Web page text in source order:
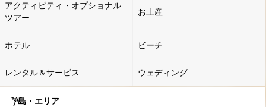
アクティビティ・オプショナル
ツアー
お土産
ホテル ビーチ
レンタル＆サービス ウェディング
島・エリア